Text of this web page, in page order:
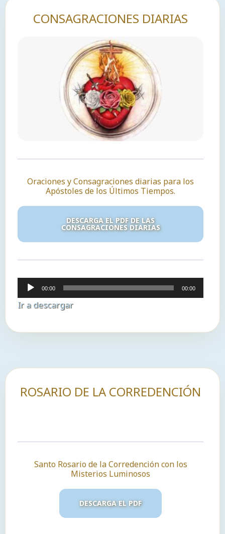
CONSAGRACIONES DIARIAS
Oraciones y Consagraciones diarias para los
Apóstoles de los Últimos Tiempos.
DESCARGA EL PDF DE LAS
CONSAGRACIONES DIARIAS
Reproductor
de
audio
00:00 00:00
Ir a descargar
ROSARIO DE LA CORREDENCIÓN
Santo Rosario de la Corredención con los
Misterios Luminosos
DESCARGA EL PDF